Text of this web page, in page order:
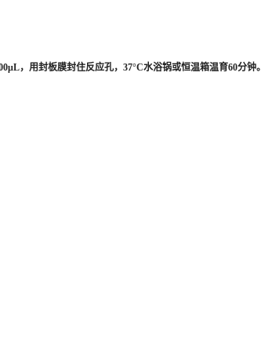
，用封板膜封住反应孔，37°C水浴锅或恒温箱温育60分钟。